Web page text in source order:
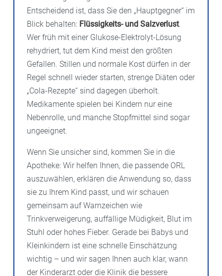
Entscheidend ist, dass Sie den „Hauptgegner“ im
Blick behalten: Flüssigkeits- und Salzverlust.
Wer früh mit einer Glukose-Elektrolyt-Lösung
rehydriert, tut dem Kind meist den größten
Gefallen. Stillen und normale Kost dürfen in der
Regel schnell wieder starten, strenge Diäten oder
„Cola-Rezepte“ sind dagegen überholt.
Medikamente spielen bei Kindern nur eine
Nebenrolle, und manche Stopfmittel sind sogar
ungeeignet.
Wenn Sie unsicher sind, kommen Sie in die
Apotheke: Wir helfen Ihnen, die passende ORL
auszuwählen, erklären die Anwendung so, dass
sie zu Ihrem Kind passt, und wir schauen
gemeinsam auf Warnzeichen wie
Trinkverweigerung, auffällige Müdigkeit, Blut im
Stuhl oder hohes Fieber. Gerade bei Babys und
Kleinkindern ist eine schnelle Einschätzung
wichtig – und wir sagen Ihnen auch klar, wann
der Kinderarzt oder die Klinik die bessere